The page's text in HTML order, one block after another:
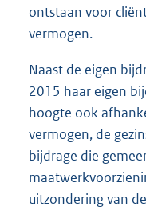
ontstaan voor
vermogen.
Naast de eigen
2015 haar eigen
hoogte ook
vermogen, de
bijdrage die
uitzondering van